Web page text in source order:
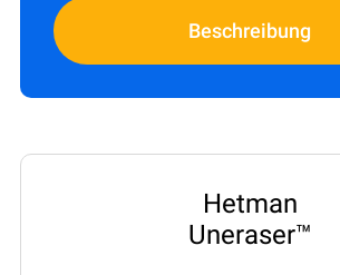
Beschreibung
Hetman
Uneraser™